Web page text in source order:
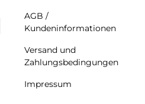
AGB /
Kundeninformationen
Versand und
Zahlungsbedingungen
Impressum